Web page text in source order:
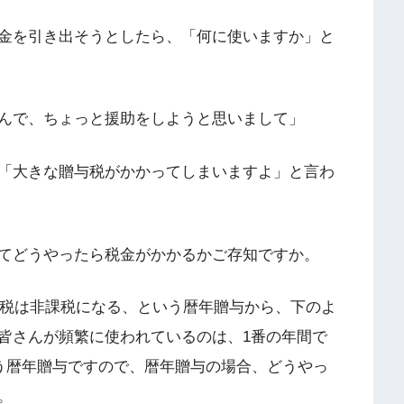
を引き出そうとしたら、「何に使いますか」と
、ちょっと援助をしようと思いまして」
大きな贈与税がかかってしまいますよ」と言わ
うやったら税金がかかるかご存知ですか。
は非課税になる、という暦年贈与から、下のよ
さんが頻繁に使われているのは、1番の年間で
年贈与ですので、暦年贈与の場合、どうやっ